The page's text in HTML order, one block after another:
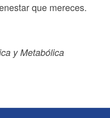
que mereces.
y Metabólica